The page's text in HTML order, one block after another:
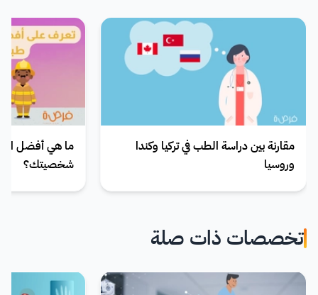
مقارنة بين دراسة الطب في تركيا وكندا
وروسيا
ما هي أفضل
شخصيتك؟
تخصصات ذات صلة